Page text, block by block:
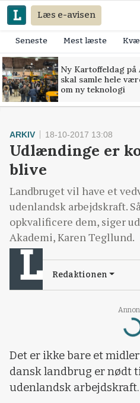
Læs e-avisen
Seneste Mest læste
Ny Kartoffeldag på
skal samle hele
om ny teknologi
ARKIV 18-10-2017 13:08
Udlændinge er
blive
Landbruget vil have et
udenlandsk arbejdskraft.
opkvalificere dem, siger
Akademi, Karen Tegllund.
Redaktionen
Det er ikke bare et
dansk landbrug er nødt
udenlandsk arbejdskraft.